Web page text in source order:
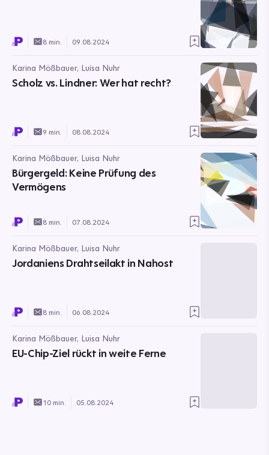
8 min. 09.08.2024
Karina Mößbauer, Luisa Nuhr
Scholz vs. Lindner: Wer hat recht?
9 min. 08.08.2024
Karina Mößbauer, Luisa Nuhr
Bürgergeld: Keine Prüfung des
Vermögens
8 min. 07.08.2024
Karina Mößbauer, Luisa Nuhr
Jordaniens Drahtseilakt in Nahost
8 min. 06.08.2024
Karina Mößbauer, Luisa Nuhr
EU-Chip-Ziel rückt in weite Ferne
10 min. 05.08.2024